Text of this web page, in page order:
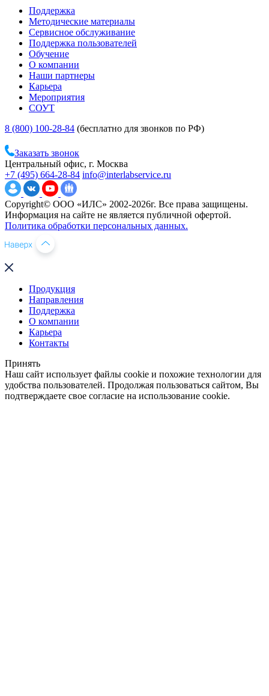
Поддержка
Методические материалы
Сервисное обслуживание
Поддержка пользователей
Обучение
О компании
Наши партнеры
Карьера
Мероприятия
СОУТ
8 (800) 100-28-84 (бесплатно для звонков по РФ)
Заказать звонок
Центральный офис, г. Москва
+7 (495) 664-28-84 info@interlabservice.ru
Copyright© ООО «ИЛС» 2002-2026г. Все права защищены.
Информация на сайте не является публичной офертой.
Политика обработки персональных данных.
Продукция
Направления
Поддержка
О компании
Карьера
Контакты
Принять
Наш сайт использует файлы cookie и похожие технологии для
удобства пользователей. Продолжая пользоваться сайтом, Вы
подтверждаете свое согласие на использование cookie.